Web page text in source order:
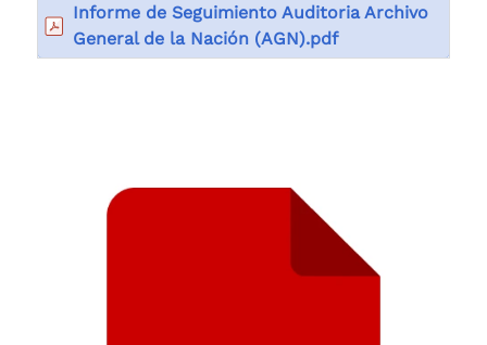
Informe de Seguimiento Auditoria Archivo
General de la Nación (AGN).pdf